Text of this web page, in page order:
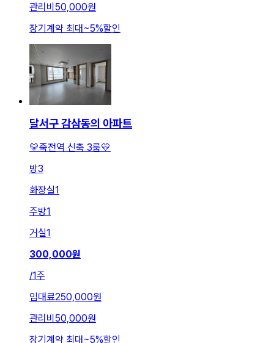
관리비 50,000원
장기계약 최대~5%할인
달서구 감삼동의 아파트
💛죽전역 신축 3룸💛
방3
화장실1
주방1
거실1
300,000원
/1주
임대료250,000원
관리비 50,000원
장기계약 최대 ~5%할인